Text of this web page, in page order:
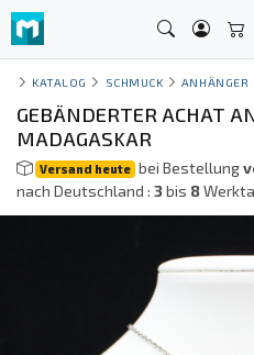
KATALOG SCHMUCK ANHÄNGER
GEBÄNDERTER ACHAT
MADAGASKAR
Versand heute bei Bestellung
nach Deutschland : 3bis 8